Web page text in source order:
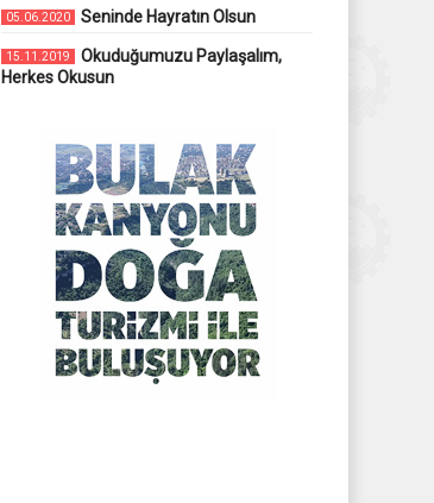
05.06.2020 Seninde Hayratın Olsun
15.11.2019
Okuduğumuzu Paylaşalım,
Herkes Okusun